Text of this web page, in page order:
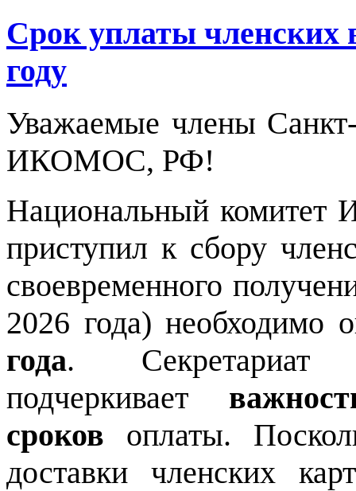
Срок уплаты
году
Уважаемые члены
ИКОМОС, РФ!
Национальный
приступил к сбору
своевременного
2026 года) необходимо
года. Секретариат
подчеркивает
сроков оплаты.
доставки членских